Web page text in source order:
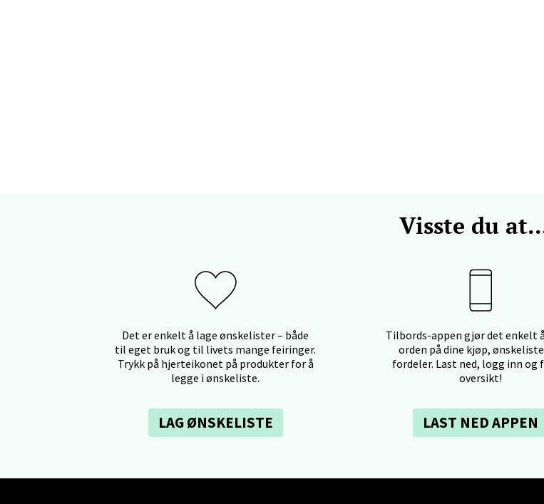
Visste du
Det er enkelt å lage ønskelister – både
til eget bruk og til livets mange feiringer.
Trykk på hjerteikonet på produkter for å
legge i ønskeliste.
LAG ØNSKELISTE
Tilbords-appen gjør det enkelt
orden på dine kjøp,
fordeler. Last ned, logg inn og
oversikt!
LAST NED APPEN
Sandefjord - Hvaltorvet